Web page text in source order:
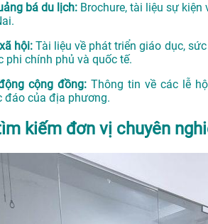
bá du lịch: Brochure, tài liệu sự
hội: Tài liệu về phát triển giáo dục,
phi chính phủ và quốc tế.
cộng đồng:Thông tin về các lễ
đáo của địa phương.
kiếm đơn vị chuyên